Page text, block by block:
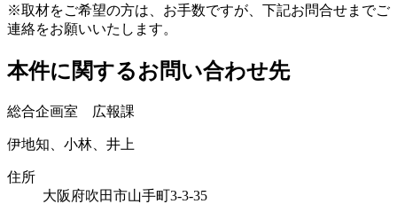
※取材をご希望の方は、お手数ですが、下記お問合せまでご
連絡をお願いいたします。
本件に関するお問い合わせ先
総合企画室 広報課
伊地知、小林、井上
住所
大阪府吹田市山手町3-3-35